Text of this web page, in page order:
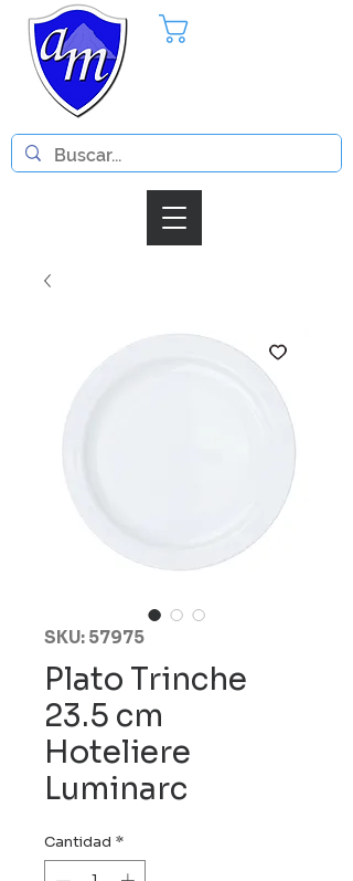
SKU: 57975
Plato Trinche
23.5 cm
Hoteliere
Luminarc
Cantidad *